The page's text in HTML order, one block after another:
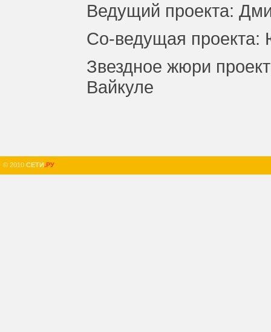
Ведущий проекта:
Со-ведущая
Звездное жюри
Вайкуле
© 2010 СЕТИ.РУ